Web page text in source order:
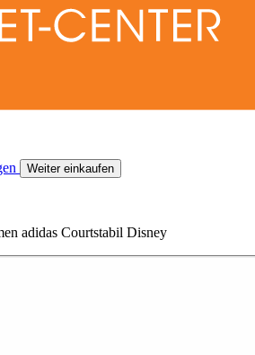
Weiter einkaufen
adidas Courtstabil Disney